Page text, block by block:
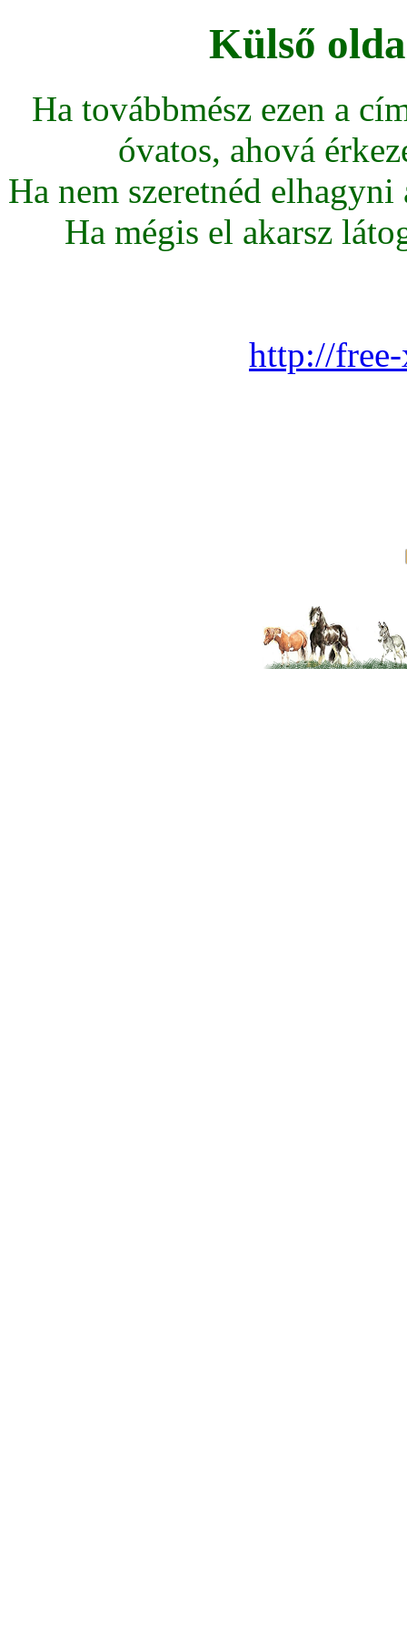
Külső
Ha továbbmész ezen a
óvatos, ahová
Ha nem szeretnéd
Ha mégis el akarsz
http://